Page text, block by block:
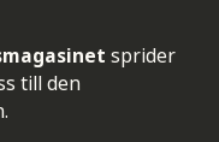
sprider
till den